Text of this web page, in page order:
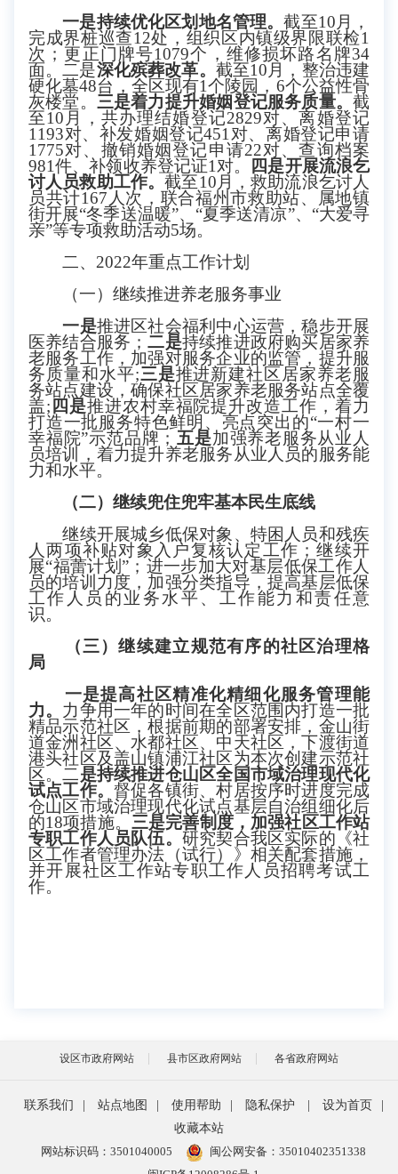
一是持续优化区划地名管理。截至10月，
完成界桩巡查12处，组织区内镇级界限联检1
次；更正门牌号1079个，维修损坏路名牌34
面。二是深化殡葬改革。 截至10月，整治违建
硬化墓48台， 全区现有1个陵园， 6个公益性骨
灰楼堂。 三是着力提升婚姻登记服务质量。截
至10月，共办理结婚登记2829对、离婚登记
1193对、补发婚姻登记451对、离婚登记申请
1775对、撤销婚姻登记申请22对、查询档案
981件、补领收养登记证1对。
四是开展流浪乞
讨人员救助工作。截至10月，救助流浪乞讨人
员共计167 人 次 ， 联合福州市救助站、属地镇
街开展“冬季送温暖”、“夏季送清凉”、“大爱寻
亲”等专项救助活动5场。
二、 2022年重点工作计划
（一）继续推进养老服务事业
一是推进区社会福利中心运营 ，稳步开展
医养结合服务 ；二是持续推进政府购买居家养
老服务工作，加强对服务企业的监管，提升服
务质量和水平;三是推进新建社区居家养老服
务站点建设，确保社区居家养老服务站点全覆
盖; 四是推进农村幸福院提升改造工作，着力
打造一批服务特色鲜明、亮点突出的“一村一
幸福院”示范品牌 ； 五是加强养老服务从业人
员培训，着力提升养老服务从业人员的服务能
力和水平。
（二） 继续兜住兜牢基本民生底线
继续开展城乡低保对象、特困人员和残疾
人两项补贴对象入户复核认定工作；继续开
展“福蕾计划”；进一步加大对基层低保工作人
员的培训力度，加强分类指导，提高基层低保
工作人员的业务水平、工作能力和责任意
识。
（三）继续建立规范有序的社区治理格
局
一是提高社区精准化精细化服务管理能
力。 力争用一年的时间在全区范围内打造一批
精品示范社区，根据前期的部署安排，金山街
道金洲社区、水都社区、中天社区，下渡街道
港头社区及盖山镇浦江社区为本次创建示范社
区。二是持续推进仓山区全国市域治理现代化
试点工作。督促各镇街、村居按序时进度完成
仓山区市域治理现代化试点基层自治组细化后
的18项措施。 三是完善制度，加强社区工作站
专职工作人员队伍。 研究契合我区实际的《社
区工作者管理办法（试行）》相关配套措施，
并开展社区工作站专职工作人员招聘考试工
作。
设区市政府网站 县市区政府网站 各省政府网站
联系我们 站点地图 使用帮助 隐私保护 设为首页
收藏本站
网站标识码：3501040005
闽公网安备：35010402351338